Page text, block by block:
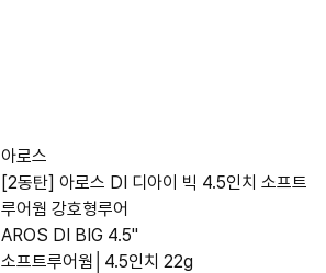
아로스
[2동탄] 아로스 DI 디아이 빅 4.5인치 소프트
루어웜 강호형루어
AROS DI BIG 4.5"
소프트루어웜│4.5인치 22g